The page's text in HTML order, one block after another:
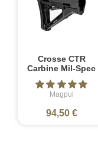
Crosse CTR
Carbine Mil-Spec
Magpul
94,50 €